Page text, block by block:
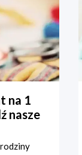
na 1
nasze